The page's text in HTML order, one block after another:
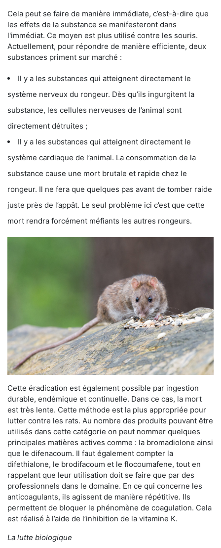
Cela peut se faire de manière immédiate, c’est-à-dire que
les effets de la substance se manifesteront dans
l'immédiat. Ce moyen est plus utilisé contre les souris.
Actuellement, pour répondre de manière efficiente, deux
substances priment sur marché :
Il y a les substances qui atteignent directement le
système nerveux du rongeur. Dès qu’ils ingurgitent la
substance, les cellules nerveuses de l’animal sont
directement détruites ;
Il y a les substances qui atteignent directement le
système cardiaque de l’animal. La consommation de la
substance cause une mort brutale et rapide chez le
rongeur. Il ne fera que quelques pas avant de tomber raide
juste près de l’appât. Le seul problème ici c’est que cette
mort rendra forcément méfiants les autres rongeurs.
Cette éradication est également possible par ingestion
durable, endémique et continuelle. Dans ce cas, la mort
est très lente. Cette méthode est la plus appropriée pour
lutter contre les rats. Au nombre des produits pouvant être
utilisés dans cette catégorie on peut nommer quelques
principales matières actives comme : la bromadiolone ainsi
que le difenacoum. Il faut également compter la
difethialone, le brodifacoum et le flocoumafene, tout en
rappelant que leur utilisation doit se faire que par des
professionnels dans le domaine. En ce qui concerne les
anticoagulants, ils agissent de manière répétitive. Ils
permettent de bloquer le phénomène de coagulation. Cela
est réalisé à l’aide de l’inhibition de la vitamine K.
La lutte biologique